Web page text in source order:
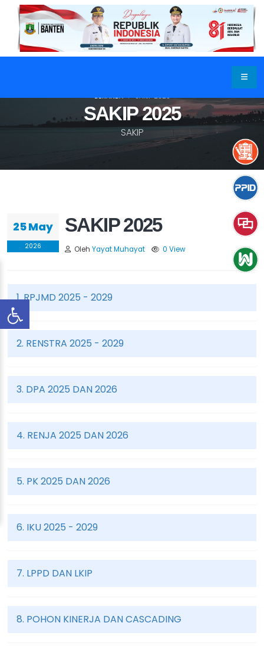
SAKIP 2025
SAKIP
BERANDA SAKIP 2025
25 May
2026
SAKIP 2025
Oleh Yayat Muhayat 0 View
1. RPJMD 2025 - 2029
2. RENSTRA 2025 - 2029
3. DPA 2025 DAN 2026
4. RENJA 2025 DAN 2026
5. PK 2025 DAN 2026
6. IKU 2025 - 2029
7. LPPD DAN LKIP
8. POHON KINERJA DAN CASCADING